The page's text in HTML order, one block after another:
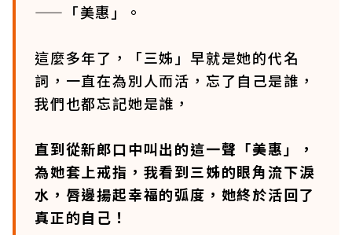
——「美惠」。
這麼多年了，「三姊」早就是她的代名
詞，一直在為別人而活，忘了自己是誰，
我們也都忘記她是誰，
直到從新郎口中叫出的這一聲「美惠」，
為她套上戒指，我看到三姊的眼角流下淚
水，唇邊揚起幸福的弧度，她終於活回了
真正的自己！